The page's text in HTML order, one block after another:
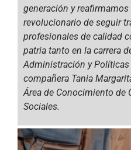
generación y
revolucionario de seguir
profesionales de calidad
patria tanto en la carrera
Administración y Políticas
compañera Tania
Área de Conocimiento de
Sociales.